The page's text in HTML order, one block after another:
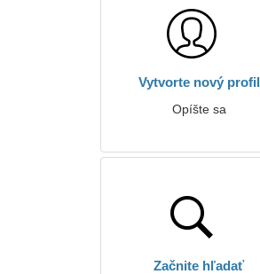
Vytvorte nový profil
Opíšte sa
Začnite hľadať